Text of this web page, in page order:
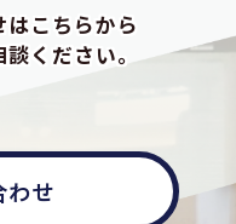
こちらから
談ください。
わせ